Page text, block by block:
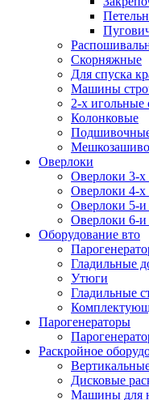
Скорняжные
Для спуска
Машины
2-х игольные
Колонковые
Оверлоки
Оверлоки 3-
Оверлоки 4-
Оверлоки 5-
Оверлоки 6-
Оборудование вто
Гладильные
Утюги
Гладильные
Парогенераторы
Раскройное
Дисковые
Машины для